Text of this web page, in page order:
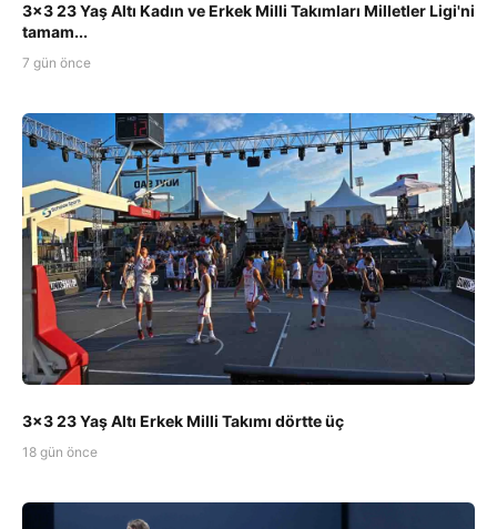
3x3 23 Yaş Altı Kadın ve Erkek Milli Takımları Milletler Ligi'ni
tamam...
7 gün önce
3x3 23 Yaş Altı Erkek Milli Takımı dörtte üç
18 gün önce